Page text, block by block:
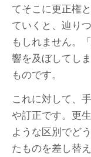
てそこに更正権
ていくと、辿り
もしれません。
響を及ぼしてし
ものです。
これに対して、
や訂正です。更
ような区別でど
たものを差し替